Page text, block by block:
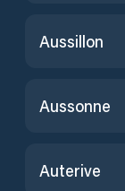
Aussillon
Aussonne
Auterive